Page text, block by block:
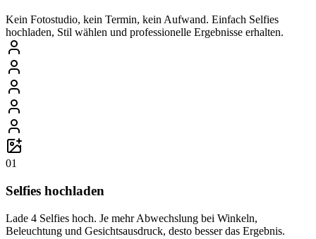
Kein Fotostudio, kein Termin, kein Aufwand. Einfach Selfies
hochladen, Stil wählen und professionelle Ergebnisse erhalten.
01
Selfies hochladen
Lade 4 Selfies hoch. Je mehr Abwechslung bei Winkeln,
Beleuchtung und Gesichtsausdruck, desto besser das Ergebnis.